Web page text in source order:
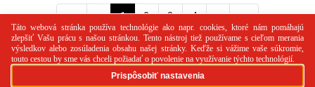
<< < 1 2 3 4 > >>